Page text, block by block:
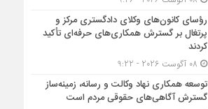
رؤسای کانون‌های وکلای دادگستری مرکز و
پرتغال بر گسترش همکاری‌های حرفه‌ای تأکید
کردند
توسعه همکاری نهاد وکالت و رسانه، زمینه‌ساز
گسترش آگاهی‌های حقوقی مردم است